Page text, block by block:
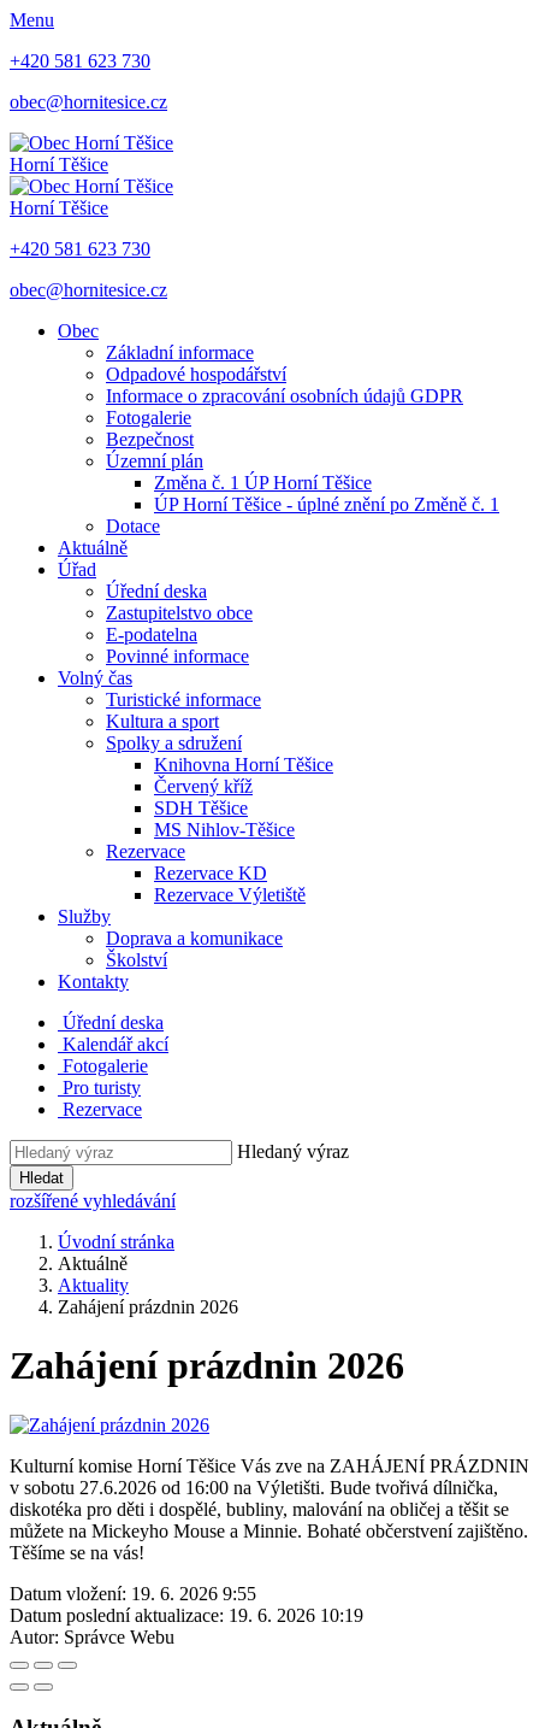
Menu
+420 581 623 730
obec@hornitesice.cz
Horní Těšice
Horní Těšice
+420 581 623 730
obec@hornitesice.cz
Obec
Základní informace
Odpadové hospodářství
Informace o zpracování osobních údajů GDPR
Fotogalerie
Bezpečnost
Územní plán
Změna č. 1 ÚP Horní Těšice
ÚP Horní Těšice - úplné znění po Změně č. 1
Dotace
Aktuálně
Úřad
Úřední deska
Zastupitelstvo obce
E-podatelna
Povinné informace
Volný čas
Turistické informace
Kultura a sport
Spolky a sdružení
Knihovna Horní Těšice
Červený kříž
SDH Těšice
MS Nihlov-Těšice
Rezervace
Rezervace KD
Rezervace Výletiště
Služby
Doprava a komunikace
Školství
Kontakty
Úřední deska
Kalendář akcí
Fotogalerie
Pro turisty
Rezervace
Hledaný výraz
Hledat
rozšířené vyhledávání
Úvodní stránka
Aktuálně
Aktuality
Zahájení prázdnin 2026
Zahájení prázdnin 2026
Kulturní komise Horní Těšice Vás zve na ZAHÁJENÍ PRÁZDNIN
v sobotu 27.6.2026 od 16:00 na Výletišti. Bude tvořivá dílnička,
diskotéka pro děti i dospělé, bubliny, malování na obličej a těšit se
můžete na Mickeyho Mouse a Minnie. Bohaté občerstvení zajištěno.
Těšíme se na vás!
Datum vložení: 19. 6. 2026 9:55
Datum poslední aktualizace: 19. 6. 2026 10:19
Autor: Správce Webu